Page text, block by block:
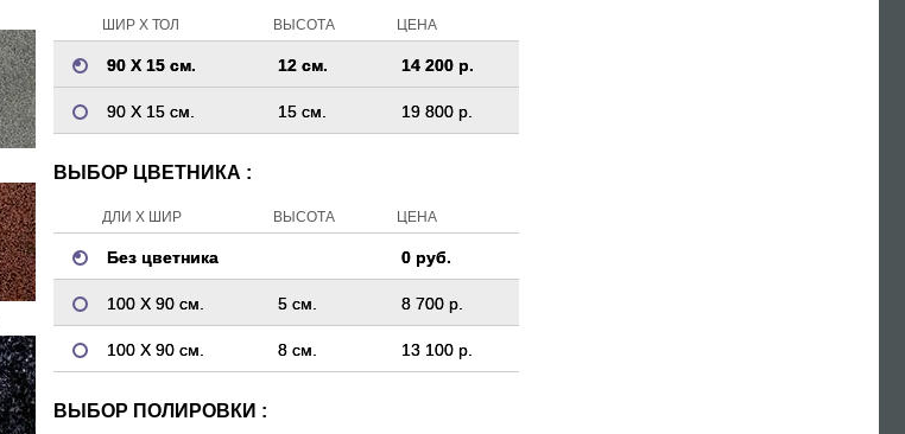
ШИР Х ТОЛ ВЫСОТА ЦЕНА
90 Х 15 см. 12 см. 14 200 р.
90 Х 15 см. 15 см. 19 800 р.
ВЫБОР ЦВЕТНИКА :
ДЛИ Х ШИР ВЫСОТА ЦЕНА
Без цветника 0 руб.
100 Х 90 см. 5 см. 8 700 р.
100 Х 90 см. 8 см. 13 100 р.
ВЫБОР ПОЛИРОВКИ :